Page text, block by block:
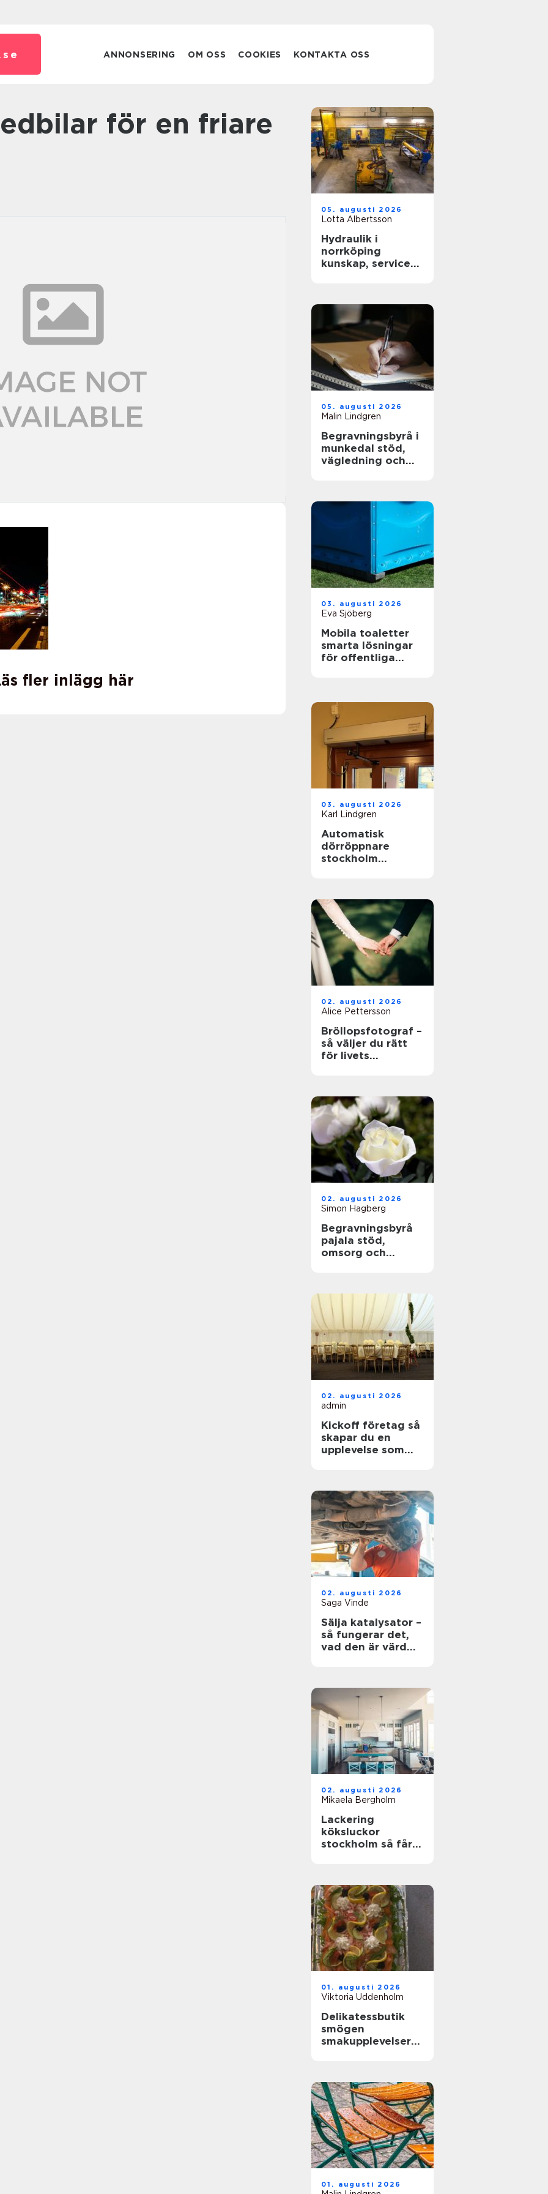
se ANNONSERING OM OSS COOKIES KONTAKTA OSS
fler inlägg här
05. augusti 2026
Lotta Albertsson
Hydraulik i
norrköping
kunskap, service
05. augusti 2026
Malin Lindgren
Begravningsbyrå i
munkedal stöd,
vägledning och
03. augusti 2026
Eva Sjöberg
Mobila toaletter
smarta lösningar
för offentliga
03. augusti 2026
Karl Lindgren
Automatisk
dörröppnare
stockholm
02. augusti 2026
Alice Pettersson
Bröllopsfotograf –
så väljer du rätt
för livets
02. augusti 2026
Simon Hagberg
Begravningsbyrå
pajala stöd,
omsorg och
02. augusti 2026
admin
Kickoff företag så
skapar du en
upplevelse som
02. augusti 2026
Saga Vinde
Sälja katalysator –
så fungerar det,
vad den är värd
02. augusti 2026
Mikaela Bergholm
Lackering
köksluckor
stockholm så får
01. augusti 2026
Viktoria Uddenholm
Delikatessbutik
smögen
smakupplevelser
01. augusti 2026